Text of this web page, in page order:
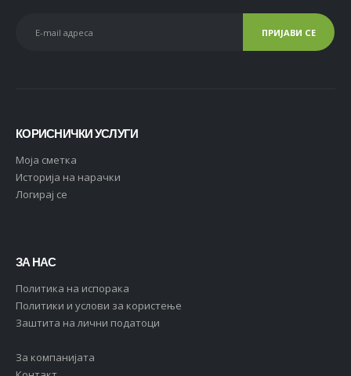
КОРИСНИЧКИ УСЛУГИ
Moja сметка
Историја на нарачки
Логирај се
ЗА НАС
Политика на испорака
Политики и услови за користење
Заштита на лични податоци
За компанијата